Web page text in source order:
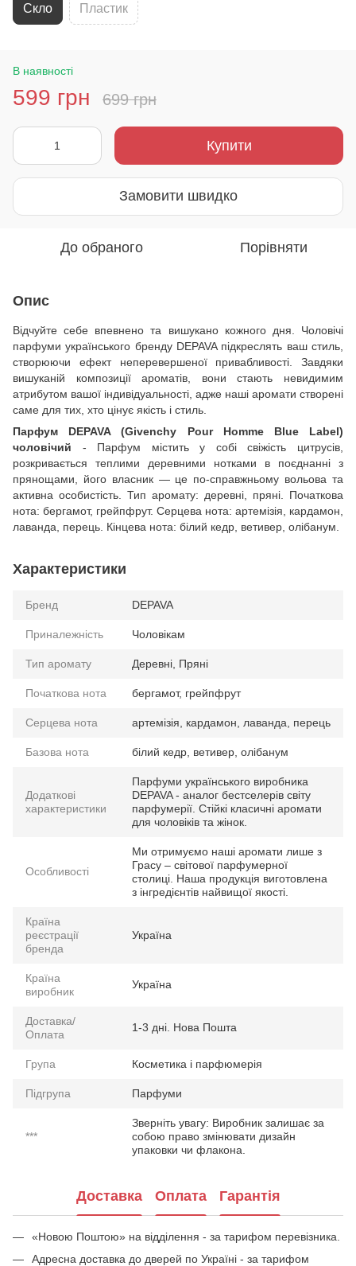
Скло Пластик
В наявності
599 грн 699 грн
Купити
Замовити швидко
До обраного Порівняти
Опис
Відчуйте себе впевнено та вишукано кожного дня. Чоловічі
парфуми українського бренду DEPAVA підкреслять ваш стиль,
створюючи ефект неперевершеної привабливості. Завдяки
вишуканій композиції ароматів, вони стають невидимим
атрибутом вашої індивідуальності, адже наші аромати створені
саме для тих, хто цінує якість і стиль.
Парфум DEPAVA (Givenchy Pour Homme Blue Label)
чоловічий - Парфум містить у собі свіжість цитрусів,
розкривається теплими деревними нотками в поєднанні з
прянощами, його власник — це по-справжньому вольова та
активна особистість. Тип аромату: деревні, пряні. Початкова
нота: бергамот, грейпфрут. Серцева нота: артемізія, кардамон,
лаванда, перець. Кінцева нота: білий кедр, ветивер, олібанум.
Характеристики
Бренд DEPAVA
Приналежність Чоловікам
Тип аромату Деревні, Пряні
Початкова нота бергамот, грейпфрут
Серцева нота артемізія, кардамон, лаванда, перець
Базова нота білий кедр, ветивер, олібанум
Додаткові
характеристики
Парфуми українського виробника
DEPAVA - аналог бестселерів світу
парфумерії. Стійкі класичні аромати
для чоловіків та жінок.
Особливості
Ми отримуємо наші аромати лише з
Грасу – світової парфумерної
столиці. Наша продукція виготовлена
з інгредієнтів найвищої якості.
Країна
реєстрації
бренда
Україна
Країна
виробник
Україна
Доставка/
Оплата
1-3 дні. Нова Пошта
Група Косметика і парфюмерія
Підгрупа Парфуми
***
Зверніть увагу: Виробник залишає за
собою право змінювати дизайн
упаковки чи флакона.
Доставка Оплата Гарантія
«Новою Поштою» на відділення - за тарифом перевізника.
Адресна доставка до дверей по Україні - за тарифом